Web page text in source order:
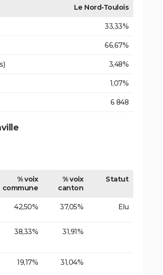
Le Nord-Toulois
33,33%
66,67%
3,48%
1,07%
6 848
% voix
commune
% voix
canton
Statut
42,50% 37,05% Elu
38,33% 31,91%
19,17% 31,04%